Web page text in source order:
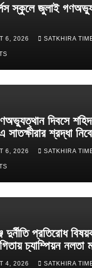
স্কুলে জুলাই
6, 2026 SATKHIRA
দিবসে
সাতক্ষীরার শ্রদ্ধা
6, 2026 SATKHIRA
দুর্নীতি প্রতিরোধ
চ্যাম্পিয়ন নলতা
4, 2026 SATKHIRA